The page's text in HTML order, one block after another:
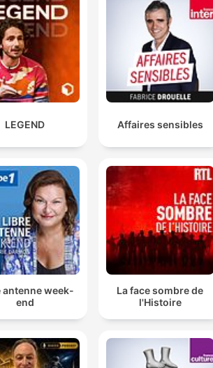
de huidige mate van bureaucratie in
het niet, een beetje de solo
Nobelprijswinnaar voor de
we zien de computers overal,
productiviteitsstatistieken.
de 'solow-paradox' om uit te
ze niet? Omdat wij een heel
klimaat hebben.
uit dat de onzekerheid in het
een barrière vormt voor het
is minder weerbaar. Dat is
uit dat monoculturen in bossen
LEGEND Affaires sensibles
antenne week-
end
La face sombre de
l'Histoire